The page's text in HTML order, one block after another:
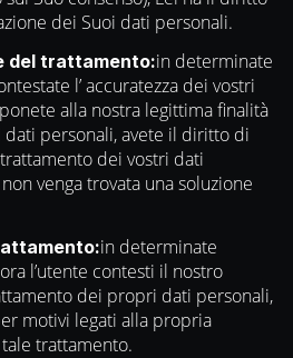
dei Suoi dati personali.
del trattamento:in determinate
l’ accuratezza dei vostri
alla nostra legittima finalità
personali, avete il diritto di
dei vostri dati
venga trovata una soluzione
in determinate
l’utente contesti il nostro
dei propri dati personali,
motivi legati alla propria
trattamento.